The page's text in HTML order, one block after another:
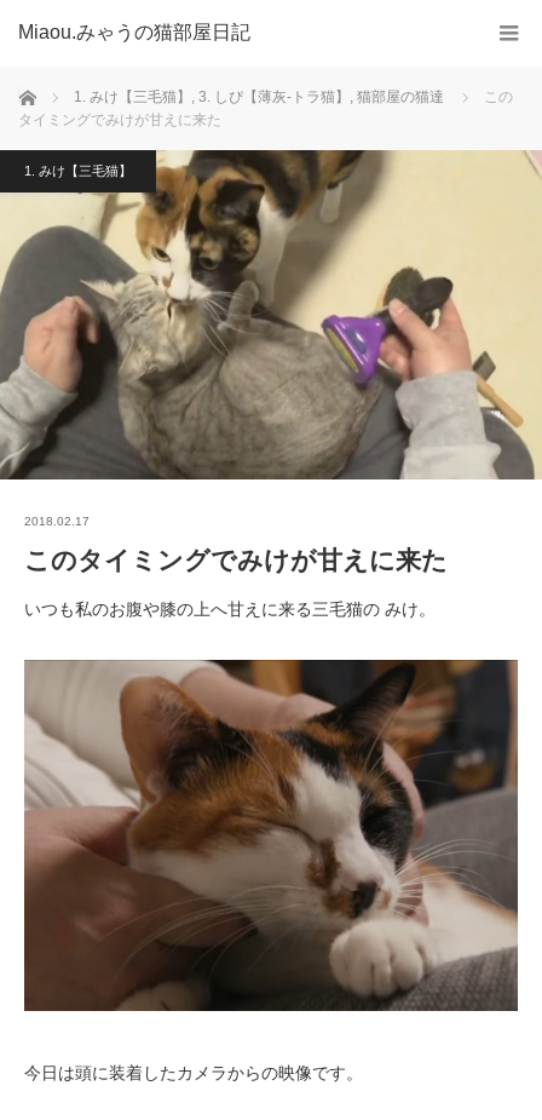
Miaou.みゃうの猫部屋日記
ホーム 1. みけ【三毛猫】 , 3. しぴ【薄灰-トラ猫】 , 猫部屋の猫達
この
タイミングでみけが甘えに来た
1. みけ【三毛猫】
2018.02.17
このタイミングでみけが甘えに来た
いつも私のお腹や膝の上へ甘えに来る三毛猫の みけ。
今日は頭に装着したカメラからの映像です。